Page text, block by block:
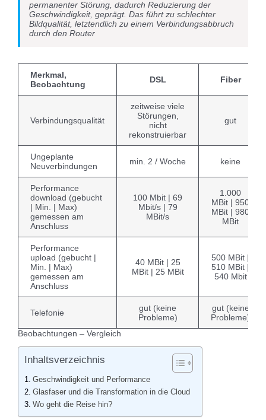
permanenter Störung, dadurch Reduzierung der
Geschwindigkeit, geprägt. Das führt zu schlechter
Bildqualität, letztendlich zu einem Verbindungsabbruch
durch den Router
Merkmal,
Beobachtung
DSL Fiber
Verbindungsqualität
zeitweise viele
Störungen,
nicht
rekonstruierbar
gut
Ungeplante
Neuverbindungen
min. 2 / Woche keine
Performance
download (gebucht
| Min. | Max)
gemessen am
Anschluss
100 Mbit | 69
Mbit/s | 79
MBit/s
1.000
MBit | 950
MBit | 980
MBit
Performance
upload (gebucht |
Min. | Max)
gemessen am
Anschluss
40 MBit | 25
MBit | 25 MBit
500 MBit |
510 MBit |
540 Mbit
Telefonie
gut (keine
Probleme)
gut (keine
Probleme)
Beobachtungen – Vergleich
Inhaltsverzeichnis
Geschwindigkeit und Performance
Glasfaser und die Transformation in die Cloud
Wo geht die Reise hin?